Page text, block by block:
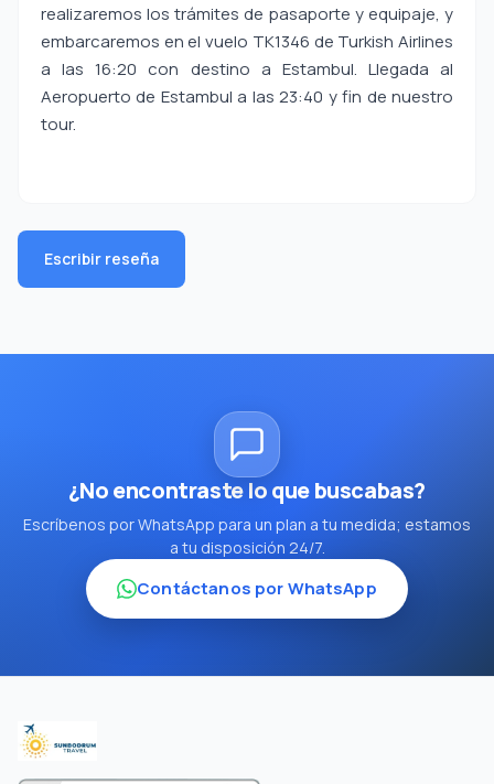
realizaremos los trámites de pasaporte y equipaje, y
embarcaremos en el vuelo TK1346 de Turkish Airlines
a las 16:20 con destino a Estambul. Llegada al
Aeropuerto de Estambul a las 23:40 y fin de nuestro
tour.
Escribir reseña
¿No encontraste lo que buscabas?
Escríbenos por WhatsApp para un plan a tu medida; estamos
a tu disposición 24/7.
Contáctanos por WhatsApp